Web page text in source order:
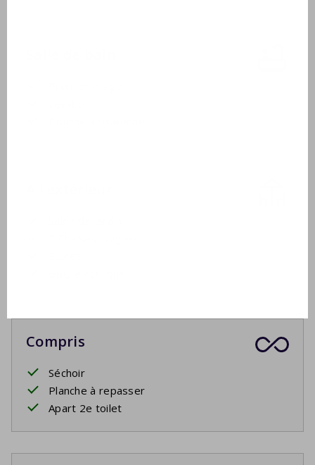
Compris
Séchoir
Planche à repasser
Apart 2e toilet